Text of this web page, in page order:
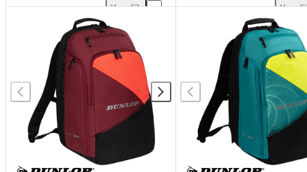
Vergelijk
Dunlop SX Club 10 Racketbag toevoegen aan